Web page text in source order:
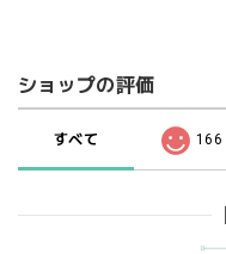
ショップの評価
すべて 166